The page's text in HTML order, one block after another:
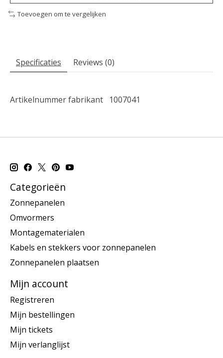
Toevoegen om te vergelijken
Specificaties Reviews (0)
Artikelnummer fabrikant 1007041
Categorieën
Zonnepanelen
Omvormers
Montagematerialen
Kabels en stekkers voor zonnepanelen
Zonnepanelen plaatsen
Mijn account
Registreren
Mijn bestellingen
Mijn tickets
Mijn verlanglijst